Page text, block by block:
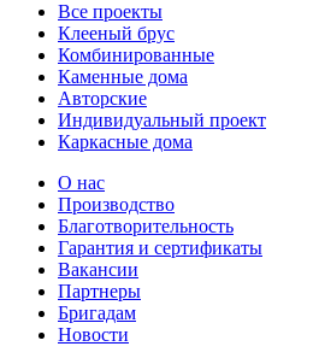
Все проекты
Клееный брус
Комбинированные
Каменные дома
Авторские
Индивидуальный проект
Каркасные дома
О нас
Производство
Благотворительность
Гарантия и сертификаты
Вакансии
Партнеры
Бригадам
Новости